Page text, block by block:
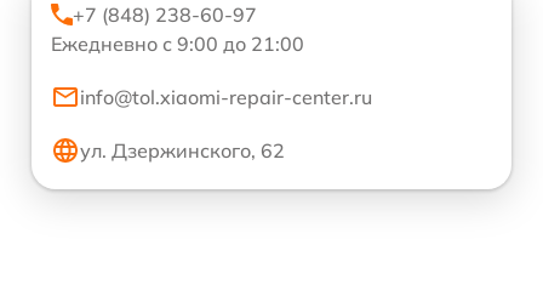
+7 (848) 238-60-97
Ежедневно с 9:00 до 21:00
info@tol.xiaomi-repair-center.ru
ул. Дзержинского, 62